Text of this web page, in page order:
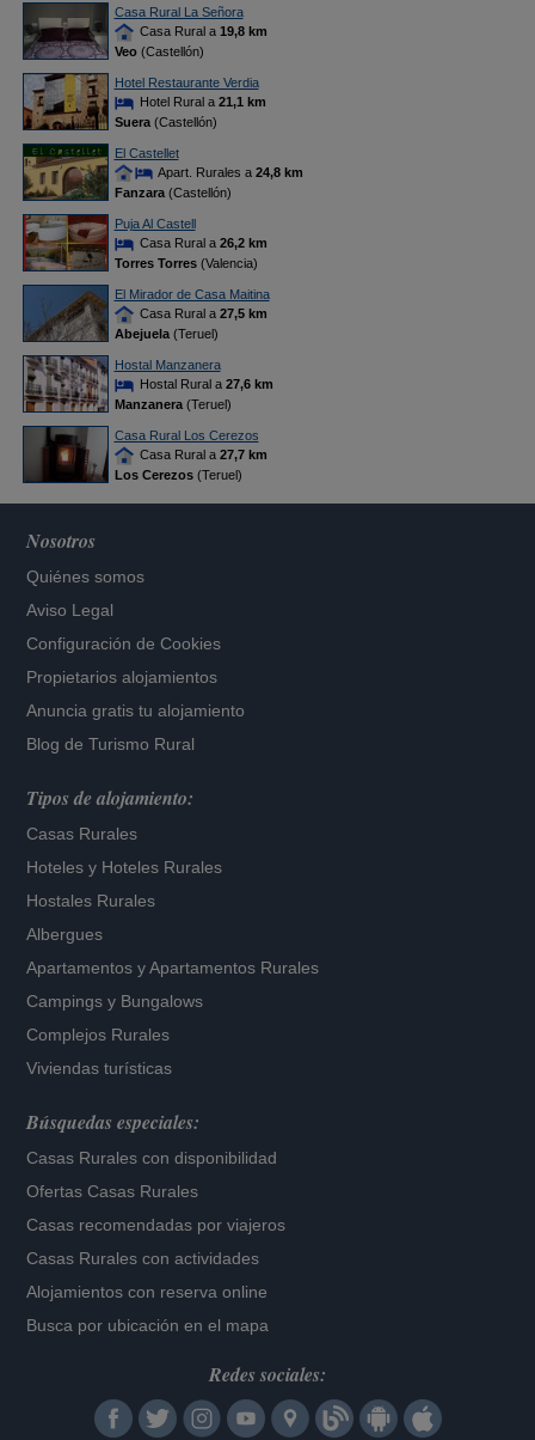
Casa Rural La Señora
Casa Rural a 19,8 km
Veo(Castellón)
Hotel Restaurante Verdia
Hotel Rural a 21,1 km
Suera(Castellón)
El Castellet
Apart. Rurales a 24,8 km
Fanzara(Castellón)
Puja Al Castell
Casa Rural a 26,2 km
Torres Torres(Valencia)
El Mirador de Casa Maitina
Casa Rural a 27,5 km
Abejuela(Teruel)
Hostal Manzanera
Hostal Rural a 27,6 km
Manzanera(Teruel)
Casa Rural Los Cerezos
Casa Rural a 27,7 km
Los Cerezos(Teruel)
Nosotros
Quiénes somos
Aviso Legal
Configuración de Cookies
Propietarios alojamientos
Anuncia gratis tu alojamiento
Blog de Turismo Rural
Tipos de alojamiento:
Casas Rurales
Hoteles y Hoteles Rurales
Hostales Rurales
Albergues
Apartamentos yApartamentos Rurales
Campings y Bungalows
Complejos Rurales
Viviendas turísticas
Búsquedas especiales:
Casas Rurales con disponibilidad
Ofertas Casas Rurales
Casas recomendadas por viajeros
Casas Rurales con actividades
Alojamientos con reserva online
Busca por ubicación en el mapa
Redes sociales: